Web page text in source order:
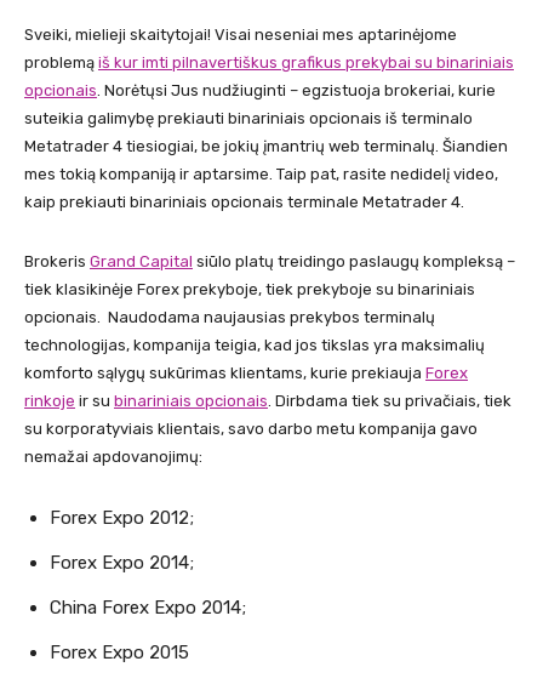
Sveiki, mielieji skaitytojai! Visai neseniai mes aptarinėjome
problemą iš kur imti pilnavertiškus grafikus prekybai su binariniais
opcionais. Norėtųsi Jus nudžiuginti – egzistuoja brokeriai, kurie
suteikia galimybę prekiauti binariniais opcionais iš terminalo
Metatrader 4 tiesiogiai, be jokių įmantrių web terminalų. Šiandien
mes tokią kompaniją ir aptarsime. Taip pat, rasite nedidelį video,
kaip prekiauti binariniais opcionais terminale Metatrader 4.
Brokeris Grand Capital siūlo platų treidingo paslaugų kompleksą –
tiek klasikinėje Forex prekyboje, tiek prekyboje su binariniais
opcionais. Naudodama naujausias prekybos terminalų
technologijas, kompanija teigia, kad jos tikslas yra maksimalių
komforto sąlygų sukūrimas klientams, kurie prekiauja Forex
rinkoje ir su binariniais opcionais. Dirbdama tiek su privačiais, tiek
su korporatyviais klientais, savo darbo metu kompanija gavo
nemažai apdovanojimų:
Forex Expo 2012;
Forex Expo 2014;
China Forex Expo 2014;
Forex Expo 2015